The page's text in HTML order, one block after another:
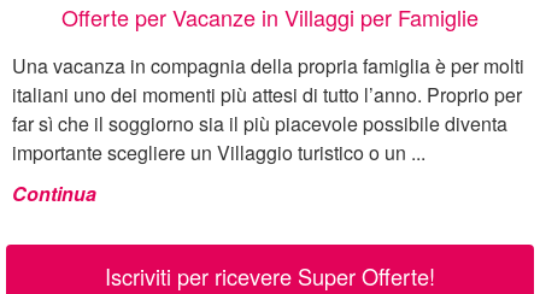
Offerte per Vacanze in Villaggi per Famiglie
Una vacanza in compagnia della propria famiglia è per molti
italiani uno dei momenti più attesi di tutto l’anno. Proprio per
far sì che il soggiorno sia il più piacevole possibile diventa
importante scegliere un Villaggio turistico o un ...
Continua
Iscriviti per ricevere Super Offerte!